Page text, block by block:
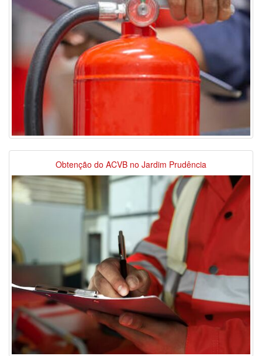
Obtenção do ACVB no Jardim Prudência